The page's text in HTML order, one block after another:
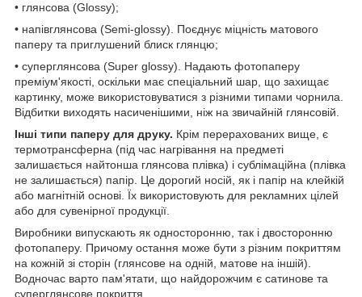
• глянсова (Glossy);
• напівглянсова (Semi-glossy). Поєднує міцність матового
паперу та приглушений блиск глянцю;
• суперглянсова (Super glossy). Надають фотопаперу
преміум'якості, оскільки має спеціальний шар, що захищає
картинку, може використовуватися з різними типами чорнила.
Відбитки виходять насиченішими, ніж на звичайній глянсовій.
Інші типи паперу для друку. Крім перерахованих вище, є
термотрансферна (під час нагрівання на предметі
залишається найтонша глянсова плівка) і сублімаційна (плівка
не залишається) папір. Це дорогий носій, як і папір на клейкій
або магнітній основі. Їх використовують для рекламних цілей
або для сувенірної продукції.
Виробники випускають як односторонню, так і двосторонню
фотопаперу. Причому остання може бути з різним покриттям
на кожній зі сторін (глянсове на одній, матове на іншій).
Водночас варто пам'ятати, що найдорожчим є сатинове та
суперглянсове покриття.